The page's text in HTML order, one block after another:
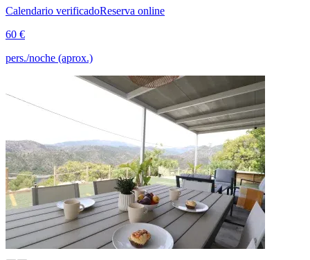
Calendario verificadoReserva online
60 €
pers./noche (aprox.)